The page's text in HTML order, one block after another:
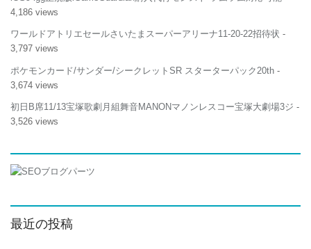
4,186 views
ワールドアトリエセールさいたまスーパーアリーナ11-20-22招待状 -
3,797 views
ポケモンカード/サンダー/シークレットSR スターターパック20th -
3,674 views
初日B席11/13宝塚歌劇月組舞音MANONマノンレスコー宝塚大劇場3ジ -
3,526 views
最近の投稿